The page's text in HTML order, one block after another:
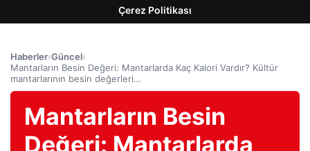
Çerez Politikası
Haberler›Güncel›
Mantarların Besin Değeri: Mantarlarda Kaç Kalori Vardır? Kültür
mantarlarının besin değerleri…
Mantarların Besin
Değeri: Mantarlarda